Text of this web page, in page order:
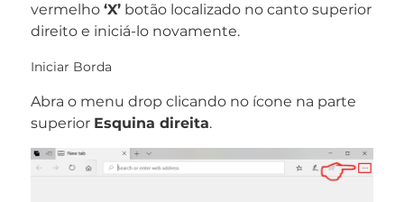
vermelho ‘X’botão localizado no canto superior
direito e iniciá-lo novamente.
Iniciar Borda
Abra o menu drop clicando no ícone na parte
superior Esquina direita.